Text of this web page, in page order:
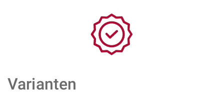
Varianten